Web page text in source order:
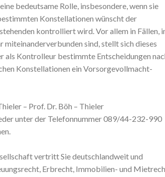
bedeutsame Rolle, insbesondere, wenn sie
Konstellationen wünscht der
kontrolliert wird. Vor allem in Fällen,
sind, stellt sich dieses
Kontrolleur bestimmte Entscheidungen
Konstellationen ein Vorsorgevollmacht-
– Prof. Dr. Böh – Thieler
unter der Telefonnummer 089/44-232-990
vertritt Sie deutschlandweit und
Erbrecht, Immobilien- und